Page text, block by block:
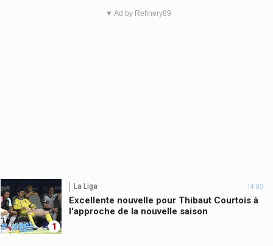
▼ Ad by Refinery89
1
La Liga 14:00
Excellente nouvelle pour Thibaut Courtois à
l'approche de la nouvelle saison